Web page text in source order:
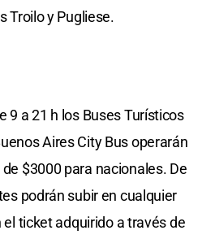
Troilo y Pugliese.
9 a 21 h los Buses Turísticos
Aires City Bus operarán
$3000 para nacionales. De
podrán subir en cualquier
ticket adquirido a través de